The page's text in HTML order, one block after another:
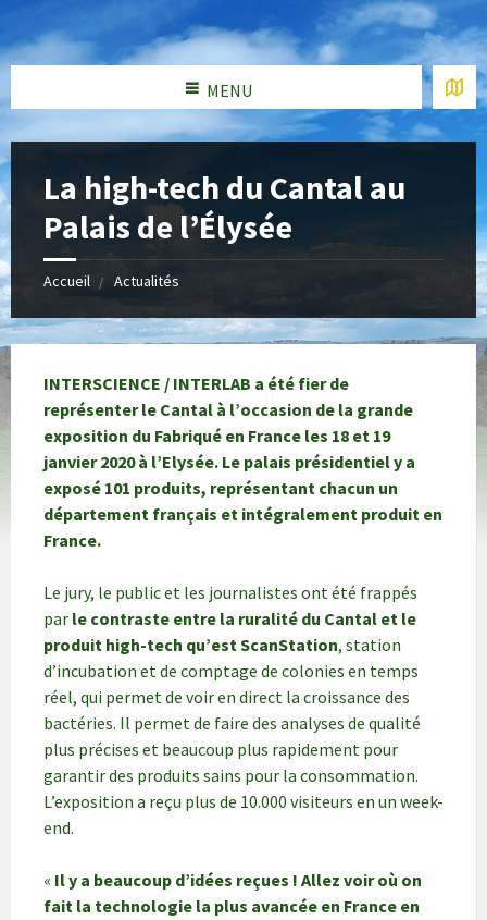
MENU
La high-tech du Cantal au
Palais de l’Élysée
Accueil Actualités
INTERSCIENCE / INTERLAB a été fier de
représenter le Cantal à l’occasion de la grande
exposition du Fabriqué en France les 18 et 19
janvier 2020 à l’Elysée. Le palais présidentiel y a
exposé 101 produits, représentant chacun un
département français et intégralement produit en
France.
Le jury, le public et les journalistes ont été frappés
par le contraste entre la ruralité du Cantal et le
produit high-tech qu’est ScanStation, station
d’incubation et de comptage de colonies en temps
réel, qui permet de voir en direct la croissance des
bactéries. Il permet de faire des analyses de qualité
plus précises et beaucoup plus rapidement pour
garantir des produits sains pour la consommation.
L’exposition a reçu plus de 10.000 visiteurs en un week-
end.
« Il y a beaucoup d’idées reçues ! Allez voir où on
fait la technologie la plus avancée en France en